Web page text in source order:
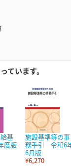
ています。
基
度版
施設基準等の事
務手引 令和6
6月版
¥6,270